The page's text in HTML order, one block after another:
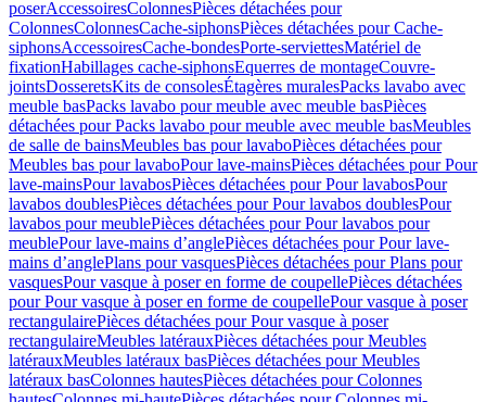
poserAccessoiresColonnesPièces détachées pour
ColonnesColonnesCache-siphonsPièces détachées pour Cache-
siphonsAccessoiresCache-bondesPorte-serviettesMatériel de
fixationHabillages cache-siphonsEquerres de montageCouvre-
jointsDosseretsKits de consolesÉtagères muralesPacks lavabo avec
meuble basPacks lavabo pour meuble avec meuble basPièces
détachées pour Packs lavabo pour meuble avec meuble basMeubles
de salle de bainsMeubles bas pour lavaboPièces détachées pour
Meubles bas pour lavaboPour lave-mainsPièces détachées pour Pour
lave-mainsPour lavabosPièces détachées pour Pour lavabosPour
lavabos doublesPièces détachées pour Pour lavabos doublesPour
lavabos pour meublePièces détachées pour Pour lavabos pour
meublePour lave-mains d’anglePièces détachées pour Pour lave-
mains d’anglePlans pour vasquesPièces détachées pour Plans pour
vasquesPour vasque à poser en forme de coupellePièces détachées
pour Pour vasque à poser en forme de coupellePour vasque à poser
rectangulairePièces détachées pour Pour vasque à poser
rectangulaireMeubles latérauxPièces détachées pour Meubles
latérauxMeubles latéraux basPièces détachées pour Meubles
latéraux basColonnes hautesPièces détachées pour Colonnes